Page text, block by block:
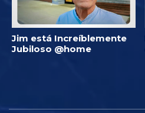
Jim está Increíblemente
Jubiloso @home